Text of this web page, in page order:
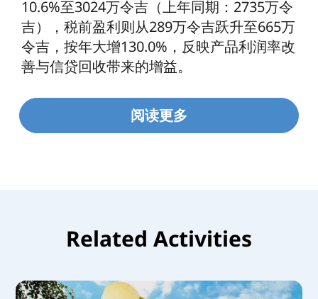
10.6%至3024万令吉（上年同期：2735万令
吉），税前盈利则从289万令吉跃升至665万
令吉，按年大增130.0%，反映产品利润率改
善与信贷回收带来的增益。
阅读更多
Related Activities